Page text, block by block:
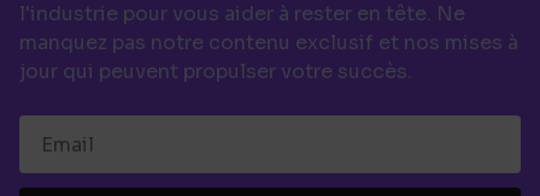
l'industrie pour vous aider à rester en tête. Ne
manquez pas notre contenu exclusif et nos mises à
jour qui peuvent propulser votre succès.